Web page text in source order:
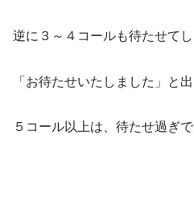
逆に３～４コールも待たせてし
「お待たせいたしました」と
５コール以上は、待たせ過ぎ